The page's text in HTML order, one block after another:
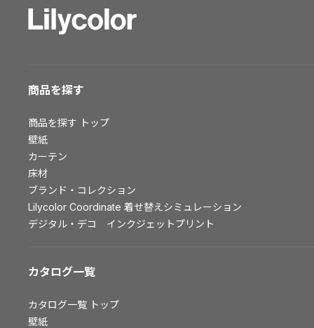
仙台ショールーム
お客様サポート
お客様サポート トップ
資料ダウンロード
画像ダウンロード
動画一覧
お手入れ便利帳
お役立ち資料
お問い合わせ（一般のお客様）
よくあるご質問
商品を探す
商品を探す トップ
壁紙
カーテン
床材
ブランド・コレクション
Lilycolor Coordinate 着せ替えシミュレーション
デジタル・デコ インクジェットプリント
カタログ一覧
カタログ一覧 トップ
壁紙